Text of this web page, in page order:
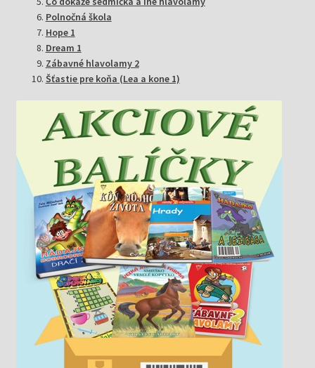
Polnočná škola
Hope 1
Dream 1
Zábavné hlavolamy 2
Šťastie pre koňa (Lea a kone 1)